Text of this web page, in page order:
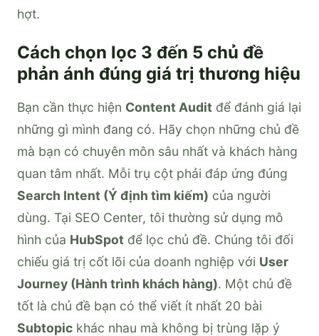
hợt.
Cách chọn lọc 3 đến 5 chủ đề
phản ánh đúng giá trị thương hiệu
Bạn cần thực hiện Content Audit để đánh giá lại
những gì mình đang có. Hãy chọn những chủ đề
mà bạn có chuyên môn sâu nhất và khách hàng
quan tâm nhất. Mỗi trụ cột phải đáp ứng đúng
Search Intent (Ý định tìm kiếm) của người
dùng. Tại SEO Center, tôi thường sử dụng mô
hình của HubSpot để lọc chủ đề. Chúng tôi đối
chiếu giá trị cốt lõi của doanh nghiệp với User
Journey (Hành trình khách hàng). Một chủ đề
tốt là chủ đề bạn có thể viết ít nhất 20 bài
Subtopic khác nhau mà không bị trùng lặp ý